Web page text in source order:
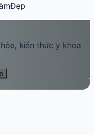
kiến thức y khoa